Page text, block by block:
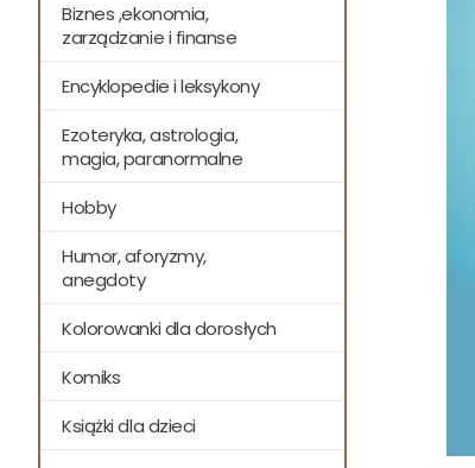
Biznes ,ekonomia,
zarządzanie i finanse
Encyklopedie i leksykony
Ezoteryka, astrologia,
magia, paranormalne
Hobby
Humor, aforyzmy,
anegdoty
Kolorowanki dla dorosłych
Komiks
Książki dla dzieci